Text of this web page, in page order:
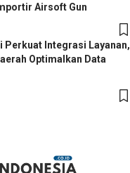
Airsoft Gun
Perkuat Integrasi Layanan,
Optimalkan Data